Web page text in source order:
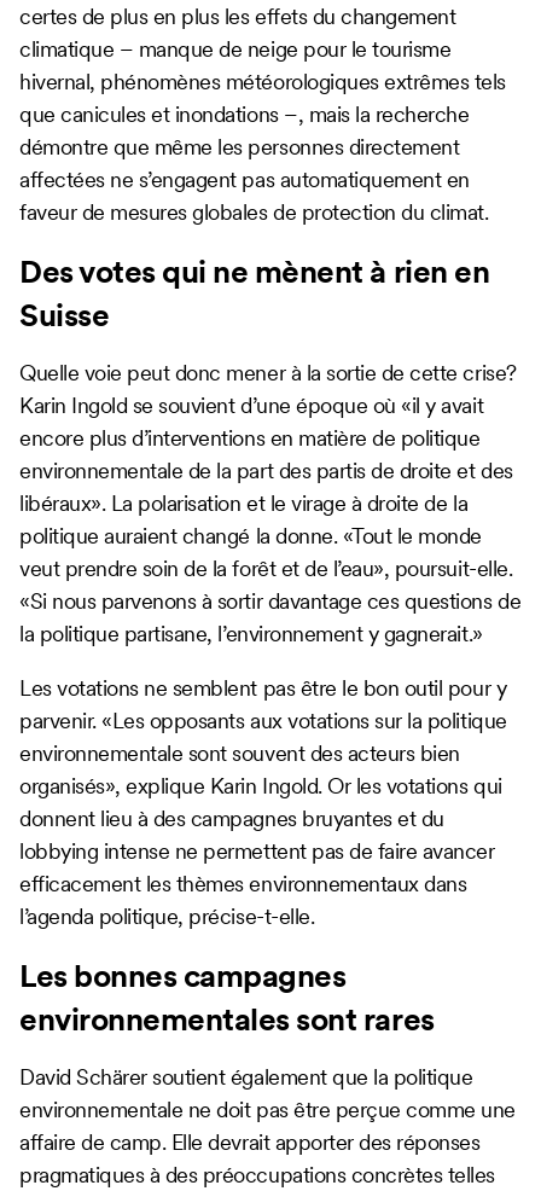
certes de plus en plus les effets du changement
climatique – manque de neige pour le tourisme
hivernal, phénomènes météorologiques extrêmes tels
que canicules et inondations –, mais la recherche
démontre que même les personnes directement
affectées ne s’engagent pas automatiquement en
faveur de mesures globales de protection du climat.
Des votes qui ne mènent à rien en
Suisse
Quelle voie peut donc mener à la sortie de cette crise?
Karin Ingold se souvient d’une époque où «il y avait
encore plus d’interventions en matière de politique
environnementale de la part des partis de droite et des
libéraux». La polarisation et le virage à droite de la
politique auraient changé la donne. «Tout le monde
veut prendre soin de la forêt et de l’eau», poursuit-elle.
«Si nous parvenons à sortir davantage ces questions de
la politique partisane, l’environnement y gagnerait.»
Les votations ne semblent pas être le bon outil pour y
parvenir. «Les opposants aux votations sur la politique
environnementale sont souvent des acteurs bien
organisés», explique Karin Ingold. Or les votations qui
donnent lieu à des campagnes bruyantes et du
lobbying intense ne permettent pas de faire avancer
efficacement les thèmes environnementaux dans
l’agenda politique, précise-t-elle.
Les bonnes campagnes
environnementales sont rares
David Schärer soutient également que la politique
environnementale ne doit pas être perçue comme une
affaire de camp. Elle devrait apporter des réponses
pragmatiques à des préoccupations concrètes telles